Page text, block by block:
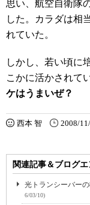
思い、航空自衛隊
した。カラダは相
れていた。
しかし、若い頃に
こかに活かされて
ケはうまいぜ？
西本 智 2008/
関連記事＆ブログ
光トランシーバー
6/03/10)